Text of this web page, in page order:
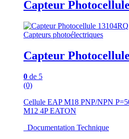
Capteur
Capteurs photoélectriques
Capteur
0 de 5
(0)
Cellule EAP M18 PNP/NPN
M12 4P EATON
Documentation Technique